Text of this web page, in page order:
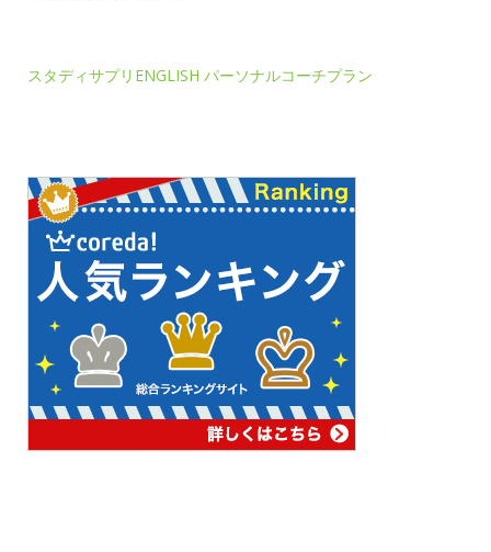
スタディサプリENGLISH パーソナルコーチプラン